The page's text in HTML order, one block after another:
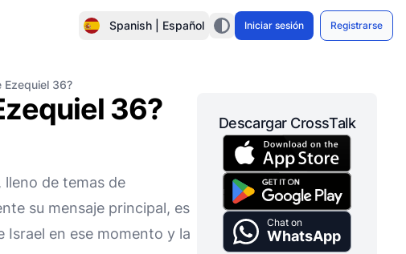
Spanish | Español Iniciar sesión Registrarse
Ezequiel 36?
36?
de temas de
su mensaje principal, es
Israel en ese momento y la
Descargar CrossTalk
Chat on
WhatsApp